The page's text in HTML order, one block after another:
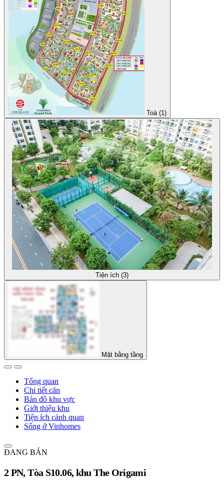
Toà (1)
Tiện ích (3)
Mặt bằng tầng
Tổng quan
Chi tiết căn
Bản đồ khu vực
Giới thiệu khu
Tiện ích cảnh quan
Sống ở Vinhomes
ĐANG BÁN
2 PN, Tòa S10.06, khu The Origami